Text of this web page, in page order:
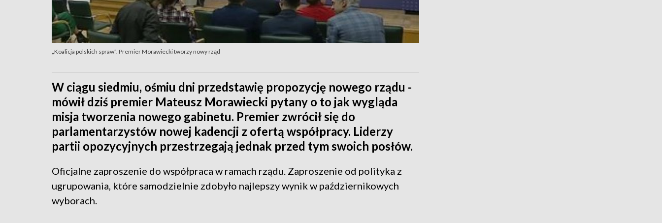
„Koalicja polskich spraw”. Premier Morawiecki tworzy nowy rząd
W ciągu siedmiu, ośmiu dni przedstawię propozycję nowego rządu -
mówił dziś premier Mateusz Morawiecki pytany o to jak wygląda
misja tworzenia nowego gabinetu. Premier zwrócił się do
parlamentarzystów nowej kadencji z ofertą współpracy. Liderzy
partii opozycyjnych przestrzegają jednak przed tym swoich posłów.
Oficjalne zaproszenie do współpraca w ramach rządu. Zaproszenie od polityka z
ugrupowania, które samodzielnie zdobyło najlepszy wynik w październikowych
wyborach.